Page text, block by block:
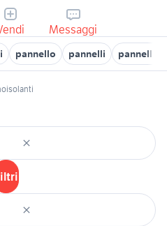
Messaggi
pannello pannelli pannelli